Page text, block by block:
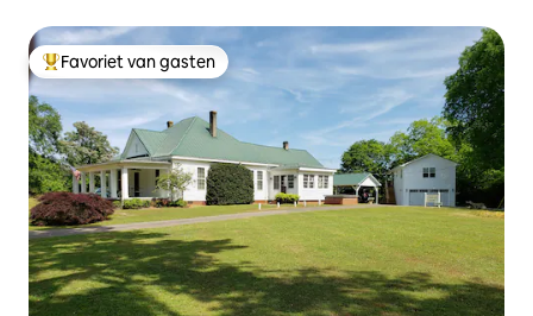
Topfavoriet van gasten
Favoriet van gasten